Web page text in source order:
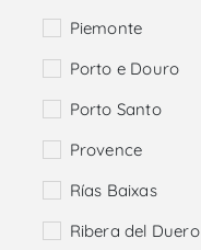
Piemonte
Porto e Douro
Porto Santo
Provence
Rías Baixas
Ribera del Duero